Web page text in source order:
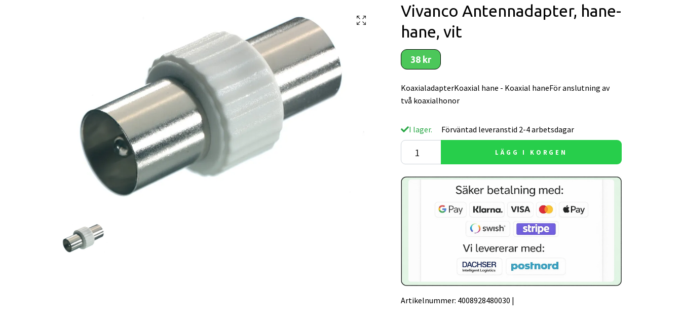
Vivanco Antennadapter, hane-
hane, vit
38 kr
KoaxialadapterKoaxial hane - Koaxial haneFör anslutning av
två koaxialhonor
I lager. Förväntad leveranstid 2-4 arbetsdagar
LÄGG I KORGEN
Artikelnummer: 4008928480030 |